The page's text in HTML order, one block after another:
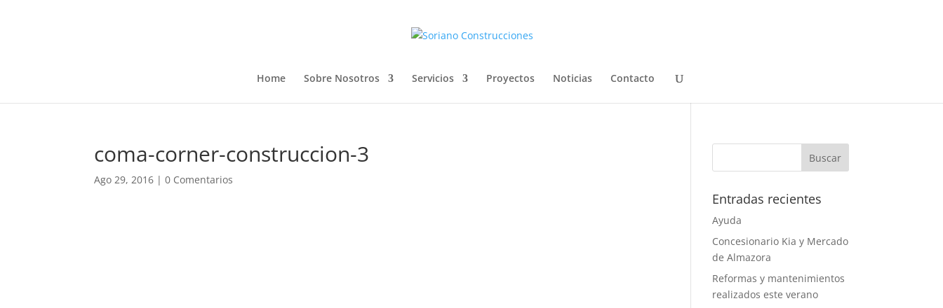
Home Sobre Nosotros Servicios Proyectos Noticias Contacto
coma-corner-construccion-3
Ago 29, 2016 |0 Comentarios
Entradas recientes
Ayuda
Concesionario Kia y Mercado
de Almazora
Reformas y mantenimientos
realizados este verano